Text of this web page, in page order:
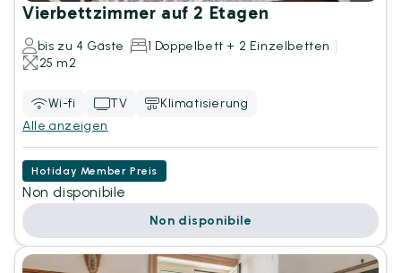
Vierbettzimmer auf 2 Etagen
bis zu 4 Gäste
1 Doppelbett + 2 Einzelbetten
25 m2
Wi-fi TV
Klimatisierung
Alle anzeigen
Hotiday Member Preis
Non disponibile
Non disponibile